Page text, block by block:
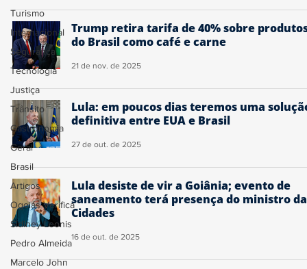
Turismo
Internacional
Segurança
Tecnologia
Justiça
Trânsito
Gastronomia
Geral
Brasil
Artigos
Ogoiás Verifica
Sidiney Leonis
Pedro Almeida
Marcelo John
Trump retira tarifa de 40% sobre
do Brasil como café e carne
21 de nov. de 2025
Lula: em poucos dias teremos uma
definitiva entre EUA e Brasil
27 de out. de 2025
Lula desiste de vir a Goiânia; evento de
saneamento terá presença do ministro
Cidades
16 de out. de 2025